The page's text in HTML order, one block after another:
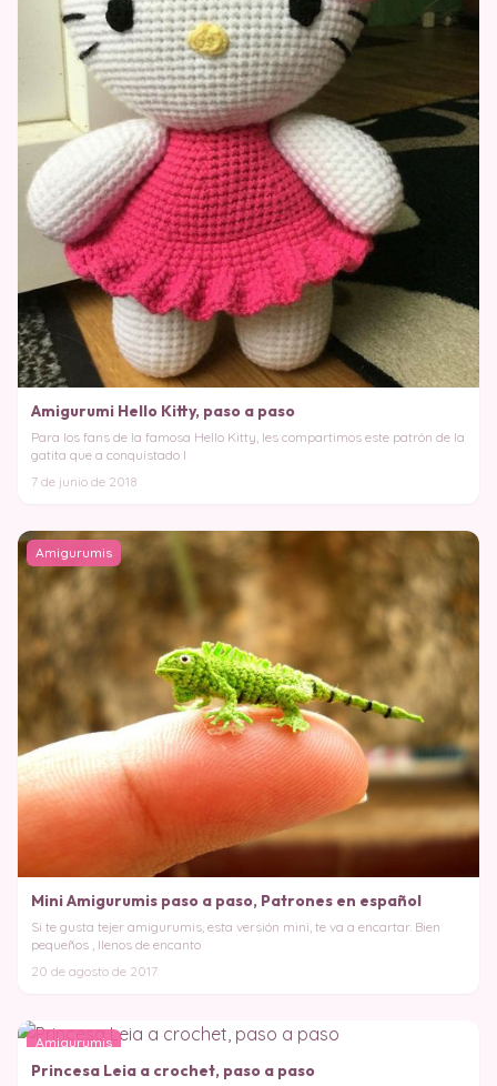
Amigurumi Hello Kitty, paso a paso
Para los fans de la famosa Hello Kitty, les compartimos este patrón de la
gatita que a conquistado l
7 de junio de 2018
Amigurumis
Mini Amigurumis paso a paso, Patrones en español
Si te gusta tejer amigurumis, esta versión mini, te va a encartar. Bien
pequeños , llenos de encanto
20 de agosto de 2017
Amigurumis
Princesa Leia a crochet, paso a paso